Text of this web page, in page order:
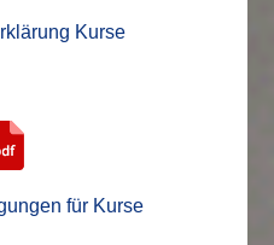
Kurse
für Kurse